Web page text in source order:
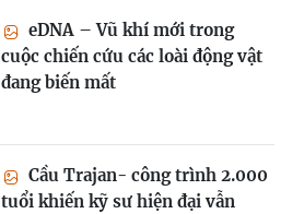
eDNA – Vũ khí mới trong
cuộc chiến cứu các loài động vật
đang biến mất
Cầu Trajan- công trình 2.000
tuổi khiến kỹ sư hiện đại vẫn